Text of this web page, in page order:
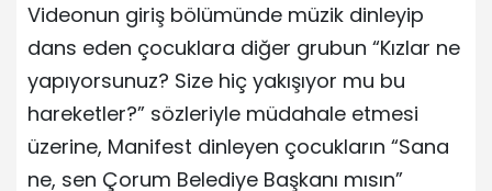
Videonun giriş bölümünde müzik dinleyip
dans eden çocuklara diğer grubun “Kızlar ne
yapıyorsunuz? Size hiç yakışıyor mu bu
hareketler?” sözleriyle müdahale etmesi
üzerine, Manifest dinleyen çocukların “Sana
ne, sen Çorum Belediye Başkanı mısın”